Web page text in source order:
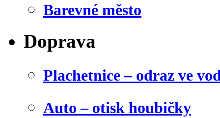
Barevné město
Doprava
Plachetnice – odraz ve
Auto – otisk houbičky